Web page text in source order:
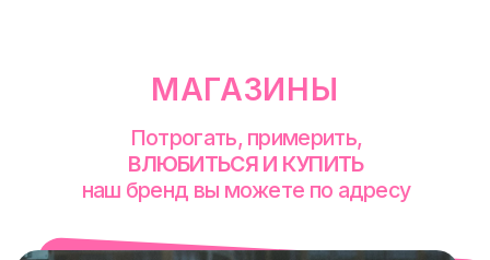
+7 (922) 030-63-11